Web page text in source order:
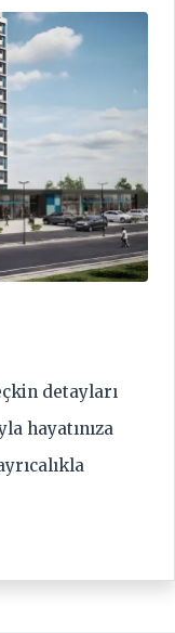
detayları
hayatınıza